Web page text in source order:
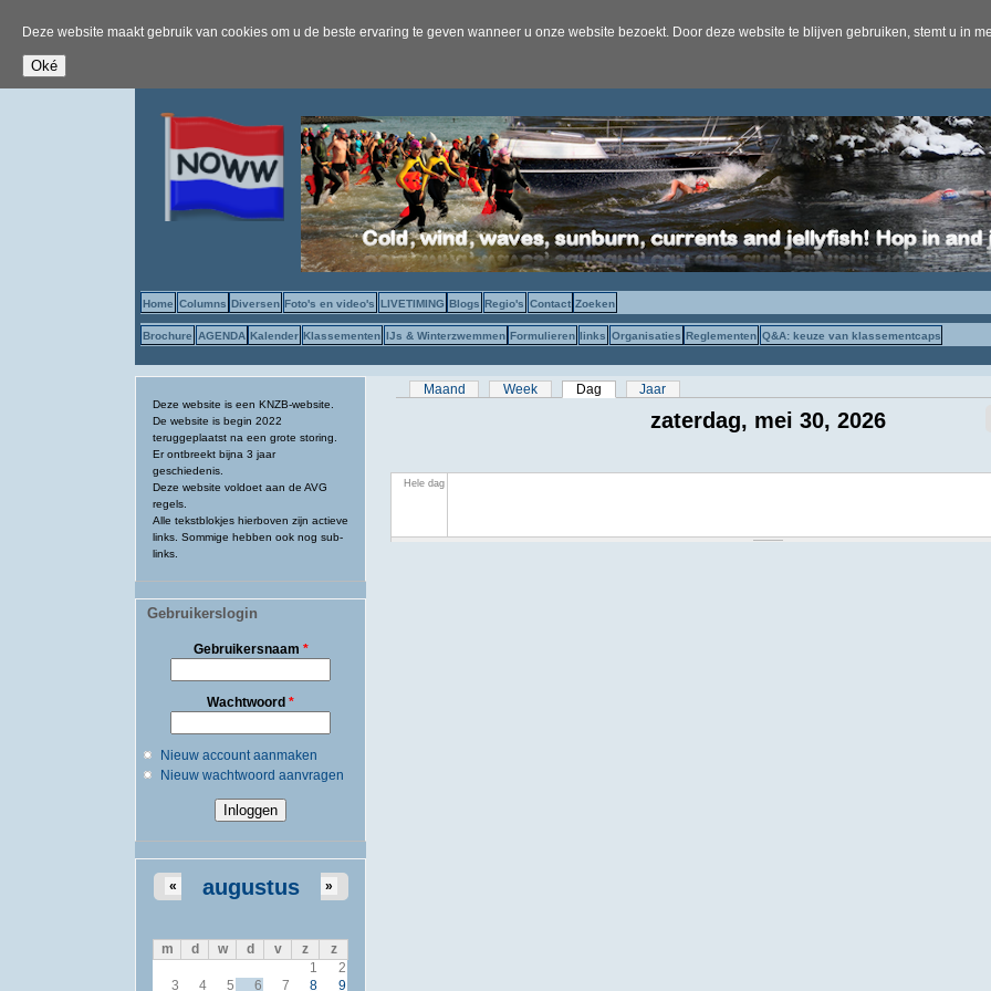
Deze website maakt gebruik van cookies om u de beste ervaring te geven wanneer u onze website bezoekt. Door deze website te blijven gebruiken, stemt u in
Home Columns Diversen Foto's en video's LIVETIMING Blogs Regio's Contact Zoeken
Brochure AGENDA Kalender Klassementen IJs & Winterzwemmen Formulieren links Organisaties Reglementen Q&A: keuze van klassementcaps
Deze website is een KNZB-website.
De website is begin 2022
teruggeplaatst na een grote storing.
Er ontbreekt bijna 3 jaar
geschiedenis.
Deze website voldoet aan de AVG
regels.
Alle tekstblokjes hierboven zijn actieve
links. Sommige hebben ook nog sub-
links.
Gebruikerslogin
Gebruikersnaam *
Wachtwoord *
Nieuw account aanmaken
Nieuw wachtwoord aanvragen
augustus
« »
m d w d v z
z
1
2
3
4 5 6 7 8
9
Primaire tabs
Maand Week Dag (actieve tabblad)
Jaar
zaterdag, mei 30, 2026
Hele dag